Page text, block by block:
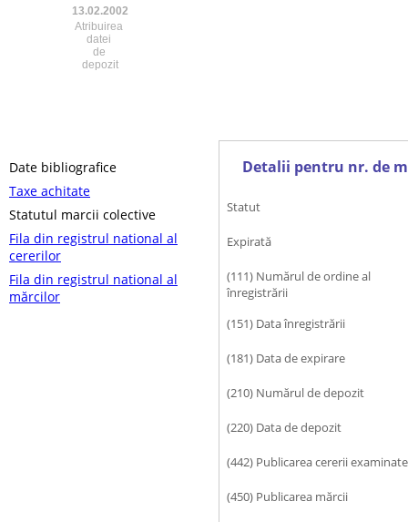
13.02.2002
Atribuirea
datei
de
depozit
Date bibliografice
Taxe achitate
Statutul marcii colective
Fila din registrul national al
cererilor
Fila din registrul national al
mărcilor
Detalii pentru nr. de
Statut
Expirată
(111) Numărul de ordine al
înregistrării
(151) Data înregistrării
(181) Data de expirare
(210) Numărul de depozit
(220) Data de depozit
(442) Publicarea cererii examinate
(450) Publicarea mărcii